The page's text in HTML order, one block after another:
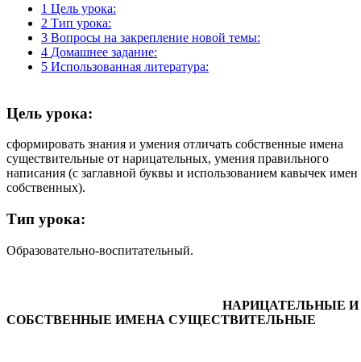
1 Цель урока:
2 Тип урока:
3 Вопросы на закрепление новой темы:
4 Домашнее задание:
5 Использованная литература:
Цель урока:
сформировать знания и умения отличать собственные имена
существительные от нарицательных, умения правильного
написания (с заглавной буквы и использованием кавычек имен
собственных).
Тип урока:
Образовательно-воспитательный.
НАРИЦАТЕЛЬНЫЕ И
СОБСТВЕННЫЕ ИМЕНА СУЩЕСТВИТЕЛЬНЫЕ